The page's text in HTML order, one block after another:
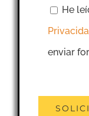
He
enviar